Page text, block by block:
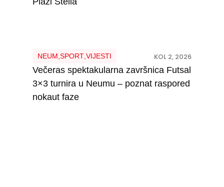
NEUM SPORT, VIJESTI KOL 2, 2026
Večeras spektakularna završnica Futsal
3×3 turnira u Neumu – poznat raspored
nokaut faze